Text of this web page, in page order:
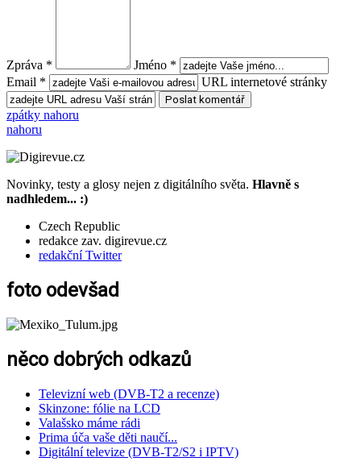
Zpráva *
Jméno *
Email *
URL internetové stránky
zpátky nahoru
nahoru
Novinky, testy a glosy nejen z digitálního světa. Hlavně s
nadhledem... :)
Czech Republic
redakce zav. digirevue.cz
redakční Twitter
foto odevšad
něco dobrých odkazů
Televizní web (DVB-T2 a recenze)
Skinzone: fólie na LCD
Valašsko máme rádi
Prima úča vaše děti naučí...
Digitální televize (DVB-T2/S2 i IPTV)